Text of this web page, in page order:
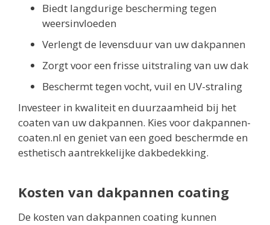
Biedt langdurige bescherming tegen
weersinvloeden
Verlengt de levensduur van uw dakpannen
Zorgt voor een frisse uitstraling van uw dak
Beschermt tegen vocht, vuil en UV-straling
Investeer in kwaliteit en duurzaamheid bij het
coaten van uw dakpannen. Kies voor dakpannen-
coaten.nl en geniet van een goed beschermde en
esthetisch aantrekkelijke dakbedekking.
Kosten van dakpannen coating
De kosten van dakpannen coating kunnen